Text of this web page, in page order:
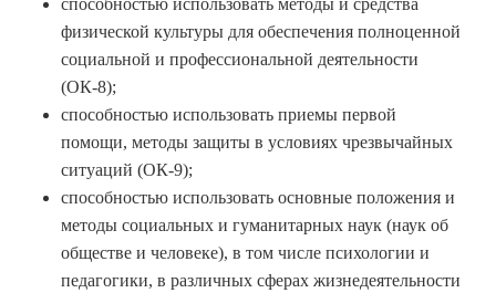
способностью использовать методы и средства
физической культуры для обеспечения полноценной
социальной и профессиональной деятельности
(ОК-8);
способностью использовать приемы первой
помощи, методы защиты в условиях чрезвычайных
ситуаций (ОК-9);
способностью использовать основные положения и
методы социальных и гуманитарных наук (наук об
обществе и человеке), в том числе психологии и
педагогики, в различных сферах жизнедеятельности